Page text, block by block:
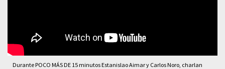
Durante POCO MÁS DE 15 minutos Estanislao Aimar y Carlos Noro, charlan